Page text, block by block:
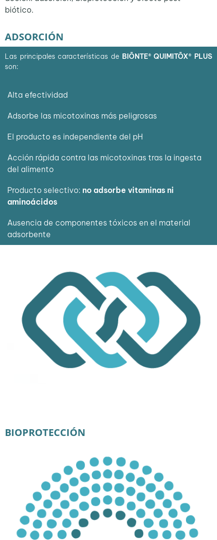
biótico.
ADSORCIÓN
Las principales características de BIŌNTE®QUIMITŌX® PLUS
son:
Alta efectividad
Adsorbe las micotoxinas más peligrosas
El producto es independiente del pH
Acción rápida contra las micotoxinas tras la ingesta
del alimento
Producto selectivo: no adsorbe vitaminas ni
aminoácidos
Ausencia de componentes tóxicos en el material
adsorbente
BIOPROTECCIÓN